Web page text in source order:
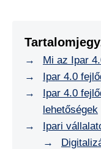
Mi az Ipar
Ipar 4.0
Ipar 4.0
lehetőségek
Ipari